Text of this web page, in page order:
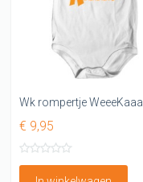
Wk rompertje WeeeKaaa
€ 9,95